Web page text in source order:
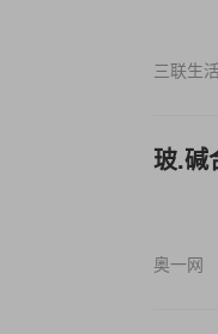
三联生
玻.碱
奥一网